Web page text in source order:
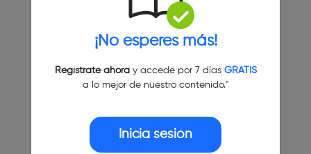
¡No esperes más!
Regístrate ahoray accede por 7 días GRATIS
a lo mejor de nuestro contenido."
Inicia sesión